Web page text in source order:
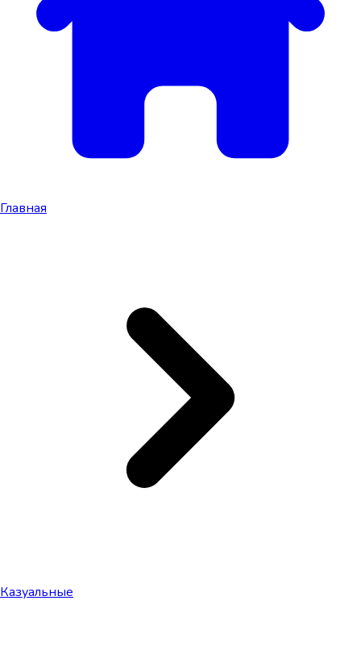
Главная
Казуальные